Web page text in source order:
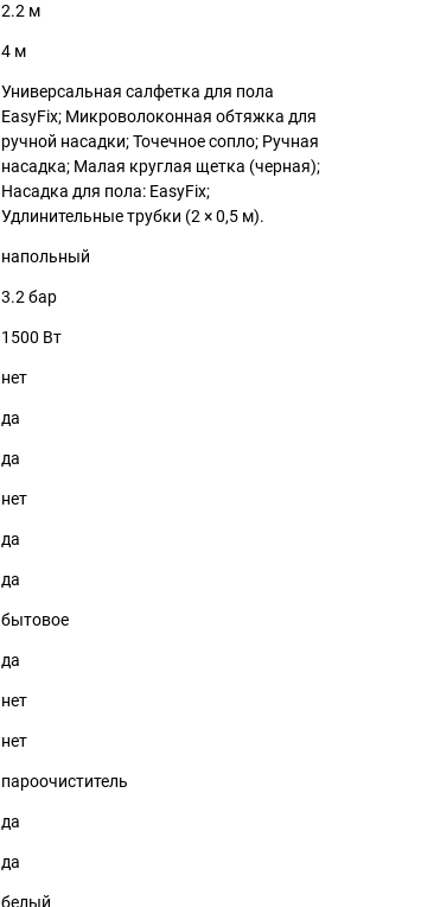
2.2 м
4 м
Универсальная салфетка для пола
EasyFix; Микроволоконная обтяжка для
ручной насадки; Точечное сопло; Ручная
насадка; Малая круглая щетка (черная);
Насадка для пола: EasyFix ;
Удлинительные трубки (2 × 0,5 м).
напольный
3.2 бар
1500 Вт
нет
да
да
нет
да
да
бытовое
да
нет
нет
пароочиститель
да
да
белый